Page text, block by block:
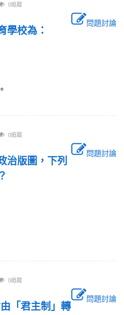
0追蹤
問題討論
學校為：
0追蹤
問題討論
治版圖，下列
0追蹤
問題討論
「君主制」轉